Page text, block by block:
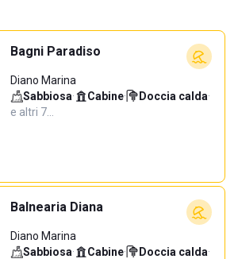
Bagni Paradiso
Diano Marina
Sabbiosa· Cabine· Doccia calda·
e altri 7…
Balnearia Diana
Diano Marina
Sabbiosa· Cabine· Doccia calda·